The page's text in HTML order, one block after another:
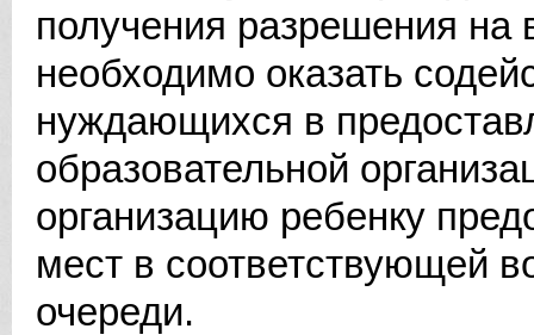
получения разрешения
необходимо оказать
нуждающихся в
образовательной
организацию ребенку
мест в соответствующей
очереди.